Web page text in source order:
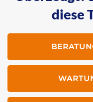
diese